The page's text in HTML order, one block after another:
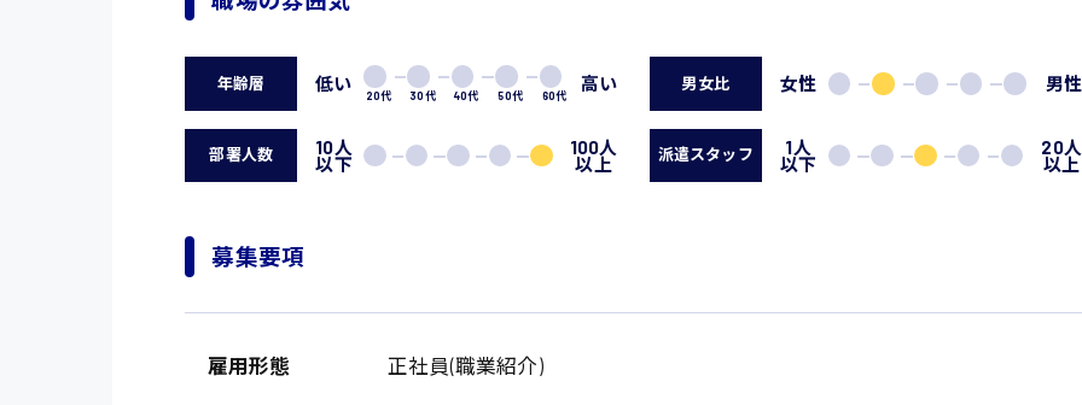
年齢層 低い
20代 30代 40代 50代 60代
高い 男女比 女性 男性
部署人数 10人
以下
100人
以上 派遣スタッフ 1人
以下
20人
以上
募集要項
雇用形態 正社員(職業紹介)